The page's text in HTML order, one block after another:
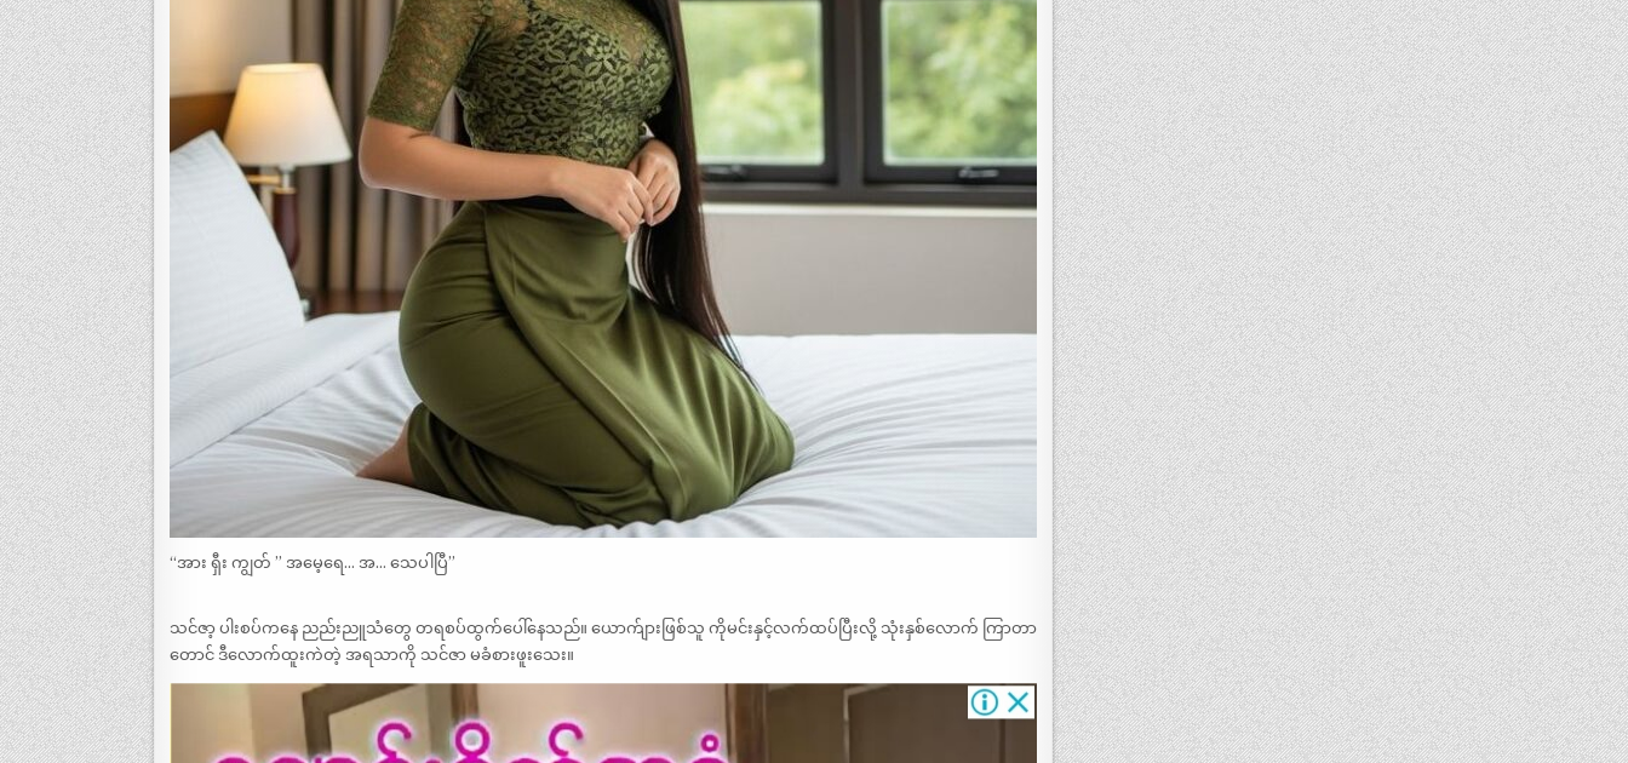
“အား ရှီး ကျွတ် ” အမေ့ရေ… အ… သေပါပြီ”
သင်ဇာ့ ပါးစပ်ကနေ ညည်းညူသံတွေ တရစပ်ထွက်ပေါ်နေသည်။ ယောက်ျားဖြစ်သူ ကိုမင်းနှင့်လက်ထပ်ပြီးလို့ သုံးနှစ်လောက် ကြာတာ
တောင် ဒီလောက်ထူးကဲတဲ့ အရသာကို သင်ဇာ မခံစားဖူးသေး။